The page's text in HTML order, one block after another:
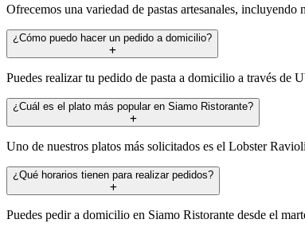
Ofrecemos una variedad de pastas artesanales,
¿Cómo puedo hacer un pedido a domicilio?
Puedes realizar tu pedido de pasta a domicilio a través de
¿Cuál es el plato más popular en Siamo Ristorante?
Uno de nuestros platos más solicitados es el Lobster
¿Qué horarios tienen para realizar pedidos?
Puedes pedir a domicilio en Siamo Ristorante desde el